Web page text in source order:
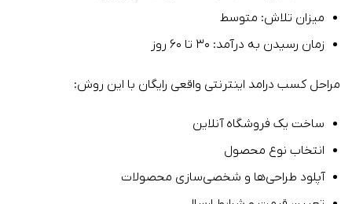
میزان تلاش: متوسط
زمان رسیدن به درآمد: ۳۰ تا ۶۰ روز
مراحل کسب درامد اینترنتی واقعی رایگان با این روش:
ساخت یک فروشگاه آنلاین
انتخاب نوع محصول
آپلود طراحی‌ها و شخصی‌سازی محصولات